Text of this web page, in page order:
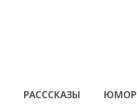
РАСССКАЗЫ ЮМОР